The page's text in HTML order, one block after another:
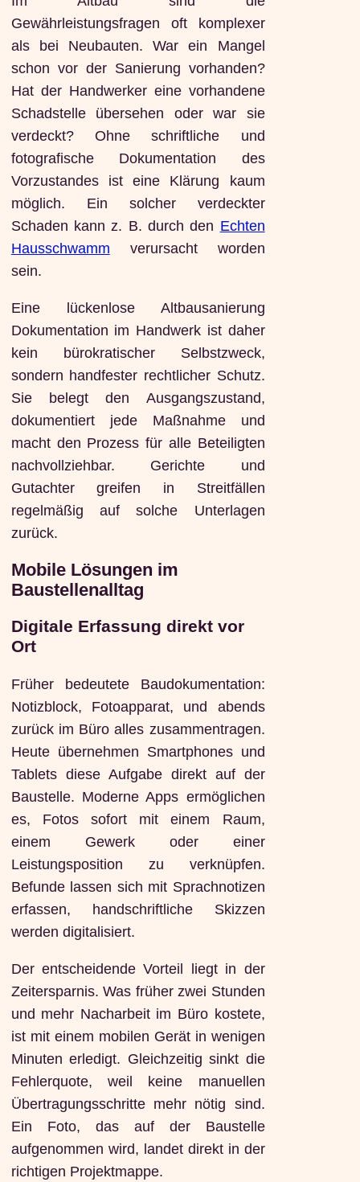
Gewährleistungsfragen oft komplexer
als bei Neubauten. War ein Mangel
schon vor der Sanierung vorhanden?
Hat der Handwerker eine vorhandene
Schadstelle übersehen oder war sie
verdeckt? Ohne schriftliche und
fotografische Dokumentation des
Vorzustandes ist eine Klärung kaum
möglich. Ein solcher verdeckter
Schaden kann z. B. durch den Echten
Hausschwamm verursacht worden
sein.
Eine lückenlose Altbausanierung
Dokumentation im Handwerk ist daher
kein bürokratischer Selbstzweck,
sondern handfester rechtlicher Schutz.
Sie belegt den Ausgangszustand,
dokumentiert jede Maßnahme und
macht den Prozess für alle Beteiligten
nachvollziehbar. Gerichte und
Gutachter greifen in Streitfällen
regelmäßig auf solche Unterlagen
zurück.
Mobile Lösungen im
Baustellenalltag
Digitale Erfassung direkt vor
Ort
Früher bedeutete Baudokumentation:
Notizblock, Fotoapparat, und abends
zurück im Büro alles zusammentragen.
Heute übernehmen Smartphones und
Tablets diese Aufgabe direkt auf der
Baustelle. Moderne Apps ermöglichen
es, Fotos sofort mit einem Raum,
einem Gewerk oder einer
Leistungsposition zu verknüpfen.
Befunde lassen sich mit Sprachnotizen
erfassen, handschriftliche Skizzen
werden digitalisiert.
Der entscheidende Vorteil liegt in der
Zeitersparnis. Was früher zwei Stunden
und mehr Nacharbeit im Büro kostete,
ist mit einem mobilen Gerät in wenigen
Minuten erledigt. Gleichzeitig sinkt die
Fehlerquote, weil keine manuellen
Übertragungsschritte mehr nötig sind.
Ein Foto, das auf der Baustelle
aufgenommen wird, landet direkt in der
richtigen Projektmappe.